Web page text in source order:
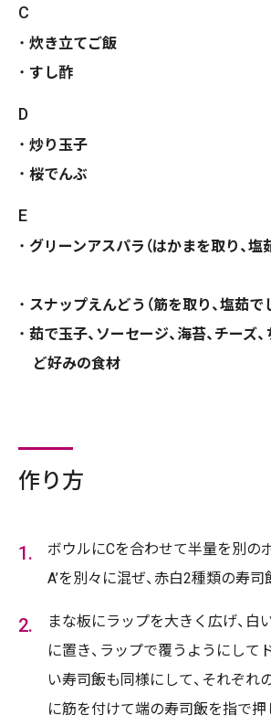
C
炊き立てご飯
すし酢
D
炒り玉子
桜でんぶ
E
グリーンアスパラ（はかまを取り、塩
スナップえんどう（筋を取り、塩茹で
茹で玉子、ソーセージ、海苔、チーズ
ど好みの食材
作り方
ボウルにCを合わせて半量を別のボ
A’を別々に混ぜ、赤白2種類の寿司
まな板にラップを大きく広げ、白
に置き、ラップで覆うようにして
い寿司飯も同様にして、それぞれ
に筋を付けて端の寿司飯を指で押